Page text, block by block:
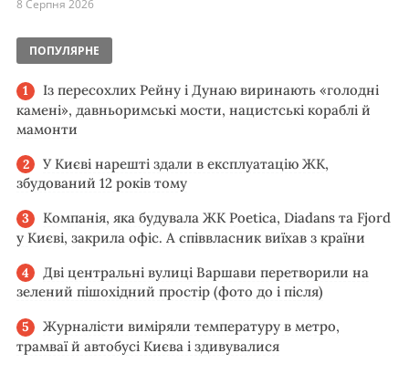
8 Серпня 2026
ПОПУЛЯРНЕ
Із пересохлих Рейну і Дунаю виринають «голодні
камені», давньоримські мости, нацистські кораблі й
мамонти
У Києві нарешті здали в експлуатацію ЖК,
збудований 12 років тому
Компанія, яка будувала ЖК Poetica, Diadans та Fjord
у Києві, закрила офіс. А співвласник виїхав з країни
Дві центральні вулиці Варшави перетворили на
зелений пішохідний простір (фото до і після)
Журналісти виміряли температуру в метро,
трамваї й автобусі Києва і здивувалися